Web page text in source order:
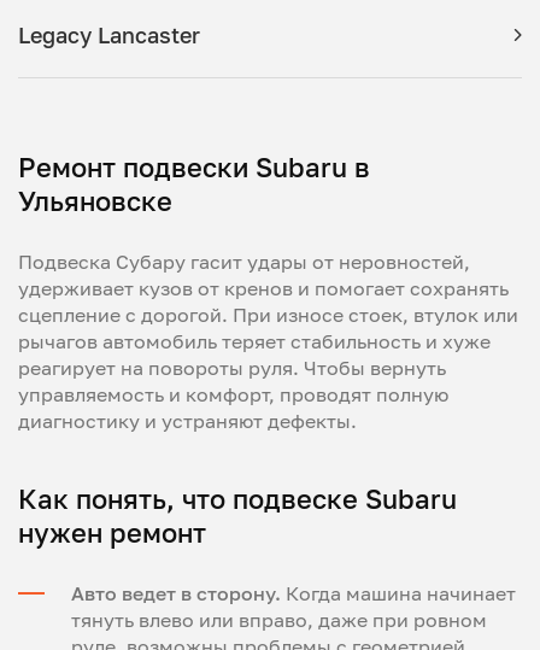
Legacy Lancaster
Ремонт подвески Subaru в
Ульяновске
Подвеска Субару гасит удары от неровностей,
удерживает кузов от кренов и помогает сохранять
сцепление с дорогой. При износе стоек, втулок или
рычагов автомобиль теряет стабильность и хуже
реагирует на повороты руля. Чтобы вернуть
управляемость и комфорт, проводят полную
диагностику и устраняют дефекты.
Как понять, что подвеске Subaru
нужен ремонт
Авто ведет в сторону. Когда машина начинает
тянуть влево или вправо, даже при ровном